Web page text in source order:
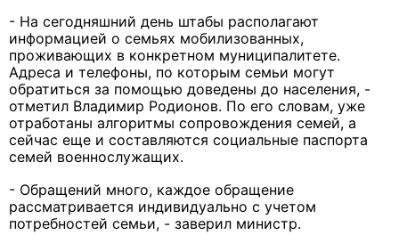
- На сегодняшний день штабы располагают
информацией о семьях мобилизованных,
проживающих в конкретном муниципалитете.
Адреса и телефоны, по которым семьи могут
обратиться за помощью доведены до населения, -
отметил Владимир Родионов. По его словам, уже
отработаны алгоритмы сопровождения семей, а
сейчас еще и составляются социальные паспорта
семей военнослужащих.
- Обращений много, каждое обращение
рассматривается индивидуально с учетом
потребностей семьи, - заверил министр.